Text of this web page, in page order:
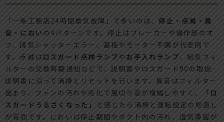
「一条工務店24時間換気故障」で多いのは、停止・点滅・異
音・におい の4パターンです。停止はブレーカーや操作部のオ
フ、排気シャッターエラー、基板やモーター不調が代表例で
す。点滅は ロスガード点検ランプや お手入れランプ、給気フィ
ルターの交換時期通知などで、説明書やロスガード90の取扱
説明書に沿って清掃とリセットを行います。異音はフィルター
詰まり、ファンの汚れや劣化で風切り音が増幅しやすく、
「ロ
スガードうるさくなった」
と感じたら清掃と運転設定の見直し
が有効です。においは停止期間やダクト内の汚れ、湿気滞留が